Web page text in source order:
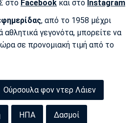
στο Facebook και στο Instagram
, από το 1958 μέχρι
αθλητικά γεγονότα, μπορείτε να
σε προνομιακή τιμή από το
Ούρσουλα φον ντερ Λάιεν
ΗΠΑ Δασμοί